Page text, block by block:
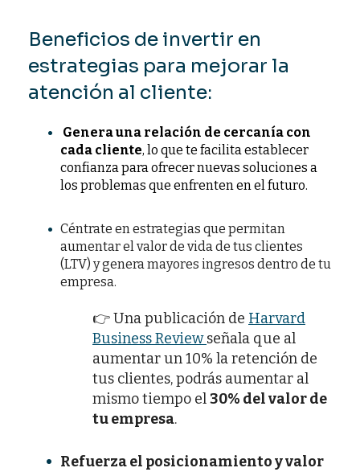
Beneficios de invertir en
estrategias para mejorar la
atención al cliente:
Genera una relación de cercanía con
cada cliente, lo que te facilita establecer
confianza para ofrecer nuevas soluciones a
los problemas que enfrenten en el futuro.
Céntrate en estrategias que permitan
aumentar el valor de vida de tus clientes
(LTV) y genera mayores ingresos dentro de tu
empresa.
👉 Una publicación de Harvard
Business Reviewseñala que al
aumentar un 10% la retención de
tus clientes, podrás aumentar al
mismo tiempo el30% del valor de
tu empresa.
Refuerza el posicionamiento y valor